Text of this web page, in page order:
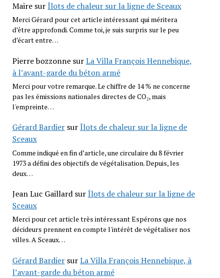
MairesurÎlots de chaleur sur la ligne de Sceaux
Merci Gérard pour cet article intéressant qui méritera
d’être approfondi. Comme toi, je suis surpris sur le peu
d’écart entre…
Pierre bozzonnesurLa Villa François Hennebique,
à l’avant-garde du béton armé
Merci pour votre remarque. Le chiffre de 14 % ne concerne
pas les émissions nationales directes de CO₂, mais
l'empreinte…
Gérard BardiersurÎlots de chaleur sur la ligne de
Sceaux
Comme indiqué en fin d’article, une circulaire du 8 février
1973 a défini des objectifs de végétalisation. Depuis, les
deux…
Jean Luc GaillardsurÎlots de chaleur sur la ligne de
Sceaux
Merci pour cet article très intéressant Espérons que nos
décideurs prennent en compte l'intérêt de végétaliser nos
villes. A Sceaux…
Gérard BardiersurLa Villa François Hennebique, à
l’avant-garde du béton armé